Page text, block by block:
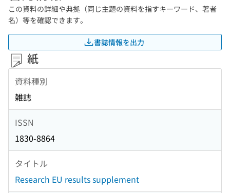
この資料の詳細や典拠（同じ主題の資料を指すキーワード、著者
名）等を確認できます。
書誌情報を出力
紙
資料種別
雑誌
ISSN
1830-8864
タイトル
Research EU results supplement